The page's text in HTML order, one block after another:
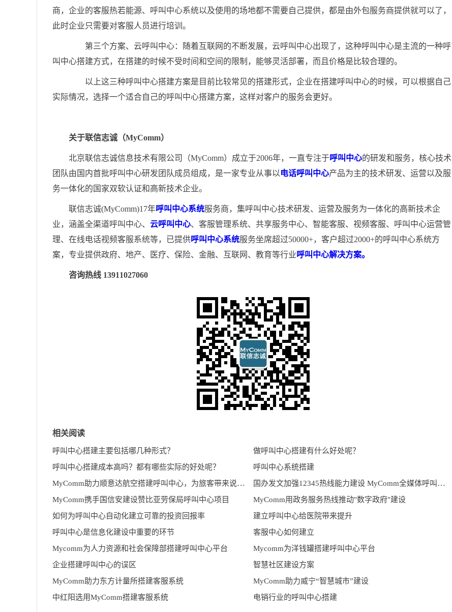
商，企业的客服热若能源、呼叫中心系统以及使用的场地都不需要自己提供，都是由外包服务商提供就可以了，
此时企业只需要对客服人员进行培训。
第三个方案、云呼叫中心：随着互联网的不断发展，云呼叫中心出现了，这种呼叫中心是主流的一种呼
叫中心搭建方式，在搭建的时候不受时间和空间的限制，能够灵活部署，而且价格是比较合理的。
以上这三种呼叫中心搭建方案是目前比较常见的搭建形式，企业在搭建呼叫中心的时候，可以根据自己
实际情况，选择一个适合自己的呼叫中心搭建方案，这样对客户的服务会更好。
关于联信志诚（MyComm）
北京联信志诚信息技术有限公司（MyComm）成立于2006年，一直专注于呼叫中心的研发和服务，核心技术
团队由国内首批呼叫中心研发团队成员组成，是一家专业从事以 电话呼叫中心产品为主的技术研发、运营以及服
务一体化的国家双软认证和高新技术企业。
联信志诚(MyComm)17年呼叫中心系统服务商，集呼叫中心技术研发、运营及服务为一体化的高新技术企
业，涵盖全渠道呼叫中心、 云呼叫中心、客服管理系统、共享服务中心、智能客服、视频客服、呼叫中心运营管
理、在线电话视频客服系统等，已提供呼叫中心系统服务坐席超过50000+，客户超过2000+的呼叫中心系统方
案，专业提供政府、地产、医疗、保险、金融、互联网、教育等行业 呼叫中心解决方案。
咨询热线 13911027060
相关阅读
呼叫中心搭建主要包括哪几种形式？
做呼叫中心搭建有什么好处呢？
呼叫中心搭建成本高吗？都有哪些实际的好处呢？
呼叫中心系统搭建
MyComm助力顺意达航空搭建呼叫中心，为旅客带来说走就走的旅行。 国办发文加强12345热线能力建设 MyComm全媒体呼叫中心来助力
MyComm携手国信安建设赞比亚劳保局呼叫中心项目
MyComm用政务服务热线推动"数字政府"建设
如何为呼叫中心自动化建立可靠的投资回报率
建立呼叫中心给医院带来提升
呼叫中心是信息化建设中重要的环节
客服中心如何建立
Mycomm为人力资源和社会保障部搭建呼叫中心平台
Mycomm为洋钱罐搭建呼叫中心平台
企业搭建呼叫中心的误区
智慧社区建设方案
MyComm助力东方计量所搭建客服系统
MyComm助力威宁“智慧城市”建设
中红阳选用MyComm搭建客服系统
电销行业的呼叫中心搭建